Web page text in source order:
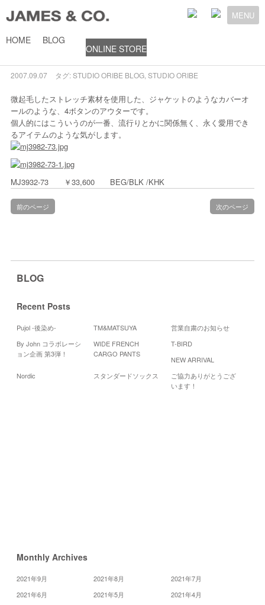
MENU
HOME BLOG
ONLINE STORE
2007.09.07 タグ:STUDIO ORIBE BLOG, STUDIO ORIBE
微起毛したストレッチ素材を使用した、ジャケットのようなカバーオ
ールのような、4ボタンのアウターです。
個人的にはこういうのが一番、流行りとかに関係無く、永く愛用でき
るアイテムのような気がします。
MJ3932-73 ￥33,600 BEG/BLK /KHK
前のページ 次のページ
BLOG
Recent Posts
Pujol -後染め- TM&MATSUYA
営業自粛のお知らせ
By John コラボレーシ
ョン企画 第3弾！
WIDE FRENCH
CARGO PANTS
T-BIRD
NEW ARRIVAL
Nordic
スタンダードソックス
ご協力ありがとうござ
います！
Monthly Archives
2021年9月 2021年8月
2021年7月
2021年6月
2021年5月
2021年4月